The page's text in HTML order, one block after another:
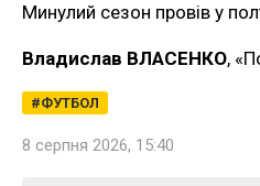
Минулий сезон провів у
Владислав ВЛАСЕНКО,
ФУТБОЛ
8 серпня 2026, 15:40